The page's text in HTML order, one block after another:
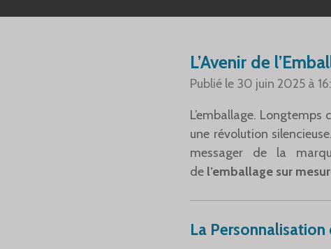
L’Avenir de
Publié le 30 juin 2025 à
L’emballage.
une révolution
messager de la
de l’emballage sur
La Personnalisation